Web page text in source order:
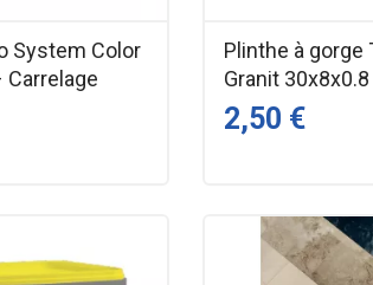
System Color
Carrelage
Plinthe à gorge
Granit 30x8x0.8
2,50 €